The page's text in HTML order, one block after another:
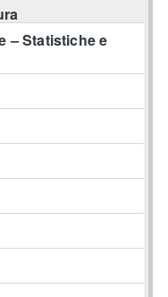
– Statistiche e